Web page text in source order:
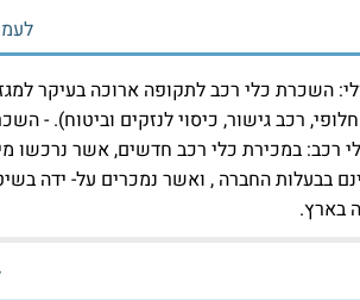
השכרת כלי רכב לתקופה ארוכה בעיקר
רכב גישור, כיסוי לנזקים וביטוח). -
רכב: במכירת כלי רכב חדשים, אשר נרכשו
בבעלות החברה , ואשר נמכרים על- ידה
בארץ.